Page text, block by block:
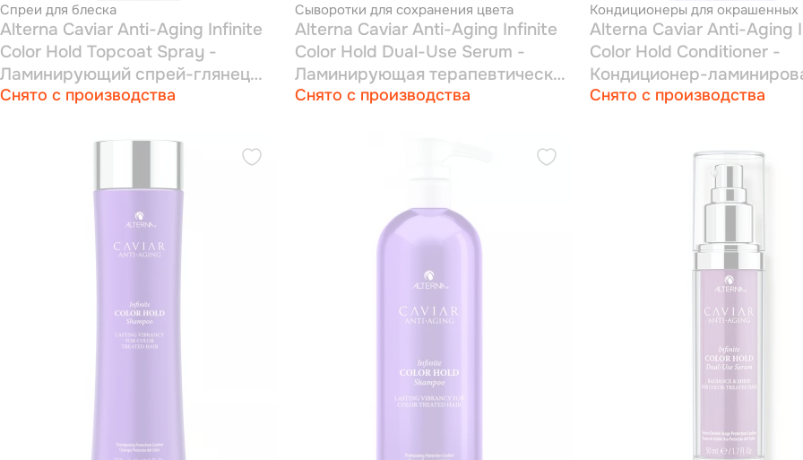
Спреи для блеска
Alterna Caviar Anti-Aging Infinite
Color Hold Topcoat Spray -
Ламинирующий спрей-глянец
для окрашенных волос с
Снято с производства
Сыворотки для сохранения цвета
Alterna Caviar Anti-Aging Infinite
Color Hold Dual-Use Serum -
Ламинирующая терапевтическая
сыворотка двойного действия с
Снято с производства
Кондиционеры для окрашенных
Alterna Caviar Anti-Aging
Color Hold Conditioner -
Кондиционер-
для окрашенных волос с
Снято с производства